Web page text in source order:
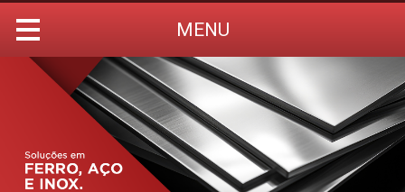
MENU